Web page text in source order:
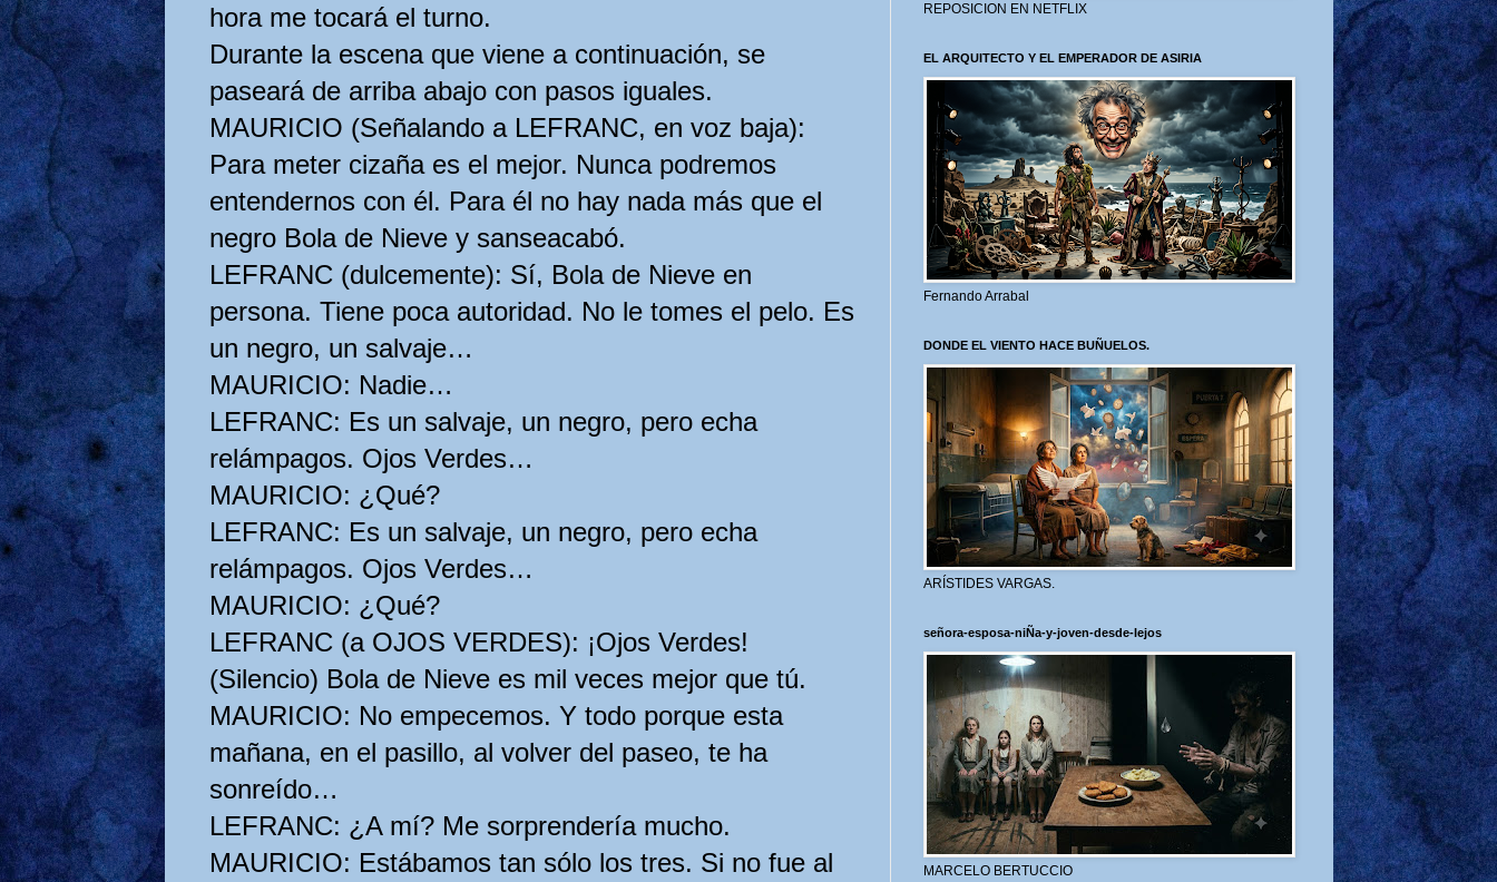
hora me tocará el turno.
Durante la escena que viene a continuación, se
paseará de arriba abajo con pasos iguales.
MAURICIO (Señalando a LEFRANC, en voz baja):
Para meter cizaña es el mejor. Nunca podremos
entendernos con él. Para él no hay nada más que el
negro Bola de Nieve y sanseacabó.
LEFRANC (dulcemente): Sí, Bola de Nieve en
persona. Tiene poca autoridad. No le tomes el pelo. Es
un negro, un salvaje…
MAURICIO: Nadie…
LEFRANC: Es un salvaje, un negro, pero echa
relámpagos. Ojos Verdes…
MAURICIO: ¿Qué?
LEFRANC: Es un salvaje, un negro, pero echa
relámpagos. Ojos Verdes…
MAURICIO: ¿Qué?
LEFRANC (a OJOS VERDES): ¡Ojos Verdes!
(Silencio) Bola de Nieve es mil veces mejor que tú.
MAURICIO: No empecemos. Y todo porque esta
mañana, en el pasillo, al volver del paseo, te ha
sonreído…
LEFRANC: ¿A mí? Me sorprendería mucho.
MAURICIO: Estábamos tan sólo los tres. Si no fue al
REPOSICION EN NETFLIX
EL ARQUITECTO Y EL EMPERADOR DE ASIRIA
Fernando Arrabal
DONDE EL VIENTO HACE BUÑUELOS.
ARÍSTIDES VARGAS.
señora-esposa-niÑa-y-joven-desde-lejos
MARCELO BERTUCCIO